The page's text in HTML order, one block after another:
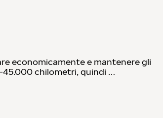
economicamente e mantenere gli
45.000 chilometri, quindi …